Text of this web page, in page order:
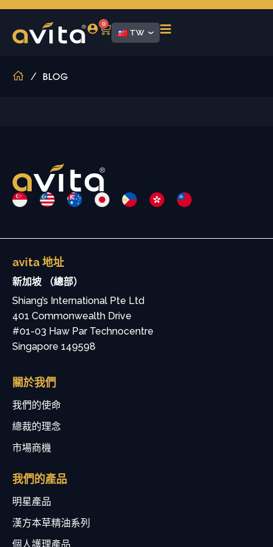
0
TW
/ BLOG
avita 地址
新加坡 （總部）
Shiang’s International Pte Ltd
401 Commonwealth Drive
#01-03 Haw Par Technocentre
Singapore 149598
關於我們
我們的使命
總裁的理念
市場商機
我們的產品
明星產品
漢方本草精油系列
個人護理產品